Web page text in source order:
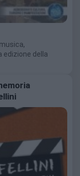
edizione della